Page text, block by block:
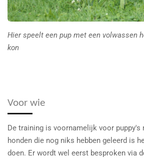
Hier speelt een pup met een volwassen
kon
Voor wie
De training is voornamelijk voor
honden die nog niks hebben geleerd is
doen. Er wordt wel eerst besproken via